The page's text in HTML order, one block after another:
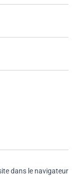
dans le navigateur